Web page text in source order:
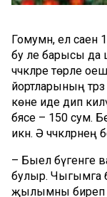
Гомумән, ел саен
бу әле барысы да
чәчәкләре төрле
йортларының
көне иде дип
бәясе – 150 сум.
икән. Ә
– Быел бүгенге
булыр. Чыгымга
җылымны биреп